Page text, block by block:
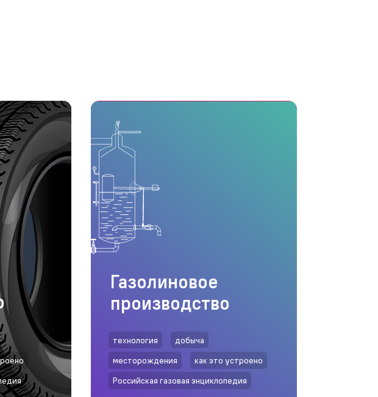
Газолиновое
производство
технология
добыча
месторождения
как это устроено
Российская газовая энциклопедия